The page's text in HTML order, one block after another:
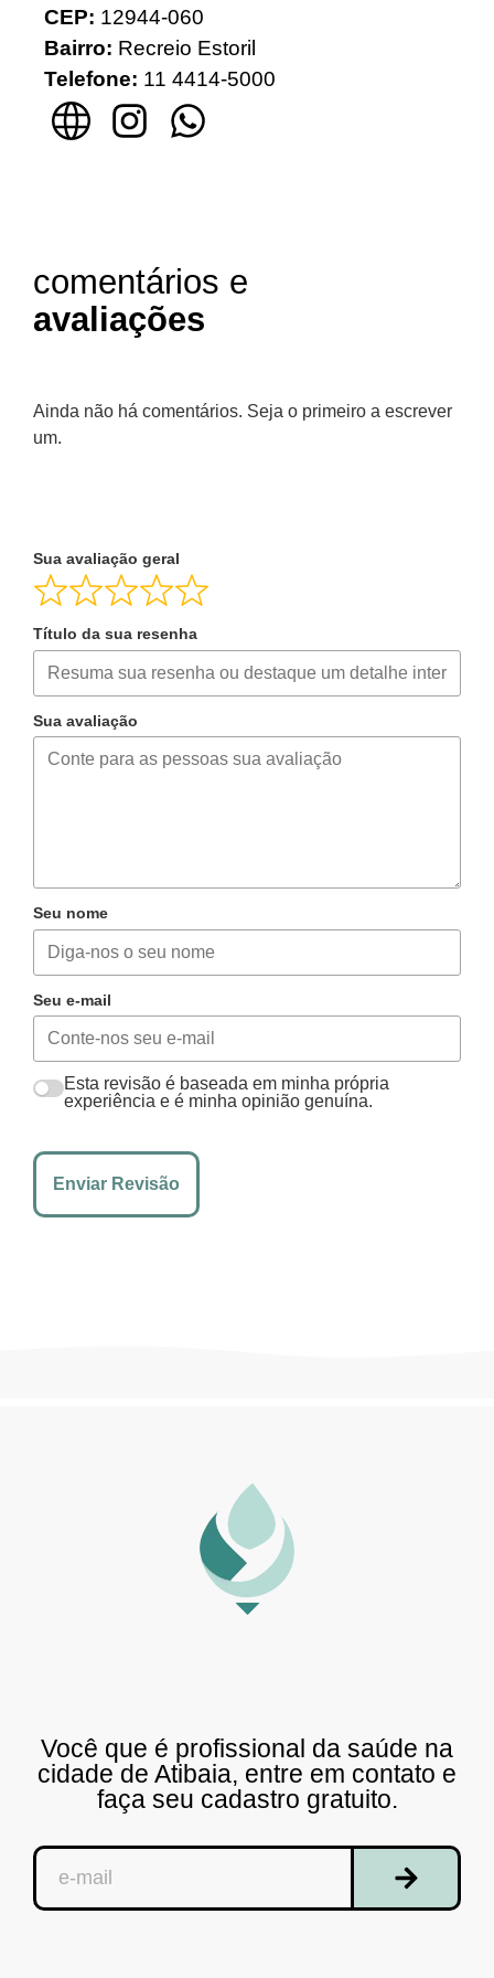
CEP: 12944-060
Bairro: Recreio Estoril
Telefone: 11 4414-5000
comentários e
avaliações
Ainda não há comentários. Seja o primeiro a escrever
um.
Sua avaliação geral
Título da sua resenha
Sua avaliação
Seu nome
Seu e-mail
Esta revisão é baseada em minha própria
experiência e é minha opinião genuína.
Enviar Revisão
Você que é profissional da saúde na
cidade de Atibaia, entre em contato e
faça seu cadastro gratuito.